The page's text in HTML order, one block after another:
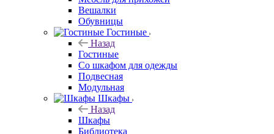
Вешалки
Обувницы
Гостиные
Назад
Гостиные
Со шкафом для одежды
Подвесная
Модульная
Шкафы
Назад
Шкафы
Библиотека